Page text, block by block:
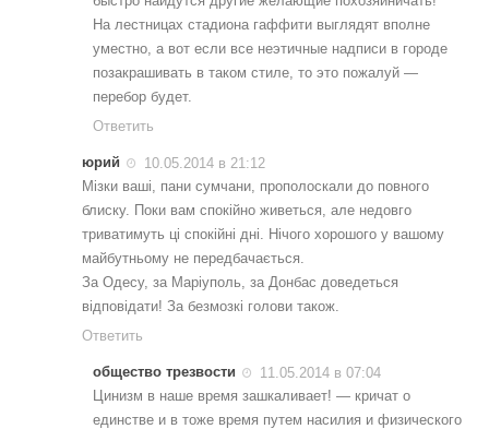
На лестницах стадиона гаффити выглядят вполне
уместно, а вот если все неэтичные надписи в городе
позакрашивать в таком стиле, то это пожалуй —
перебор будет.
Ответить
юрий
10.05.2014 в 21:12
Мізки ваші, пани сумчани, прополоскали до повного
блиску. Поки вам спокійно живеться, але недовго
триватимуть ці спокійні дні. Нічого хорошого у вашому
майбутньому не передбачається.
За Одесу, за Маріуполь, за Донбас доведеться
відповідати! За безмозкі голови також.
Ответить
общество трезвости
11.05.2014 в 07:04
Цинизм в наше время зашкаливает! — кричат о
единстве и в тоже время путем насилия и физического